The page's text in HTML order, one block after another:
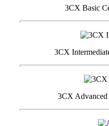
3CX Basic
3CX
3CX